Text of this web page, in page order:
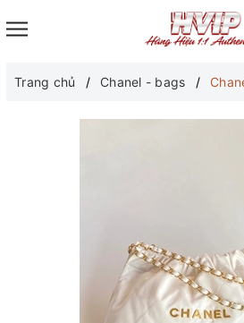
Trang chủ Chanel - bags